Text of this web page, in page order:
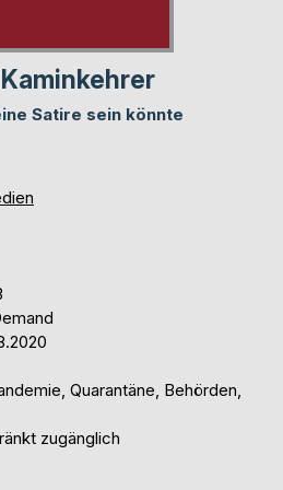
Satire sein könnte
Quarantäne, Behörden,
zugänglich